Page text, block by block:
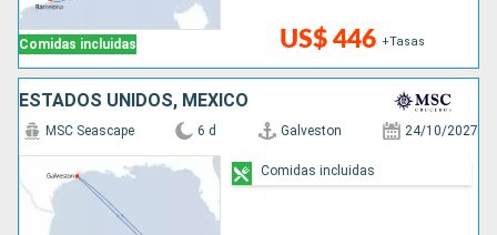
Comidas incluidas US$ 446 +Tasas
ESTADOS UNIDOS, MÉXICO
MSC Seascape 6 d Galveston 24/10/2027
Comidas incluidas